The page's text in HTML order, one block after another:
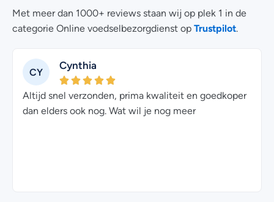
Met meer dan 1000+ reviews staan wij op plek 1 in de
categorie Online voedselbezorgdienst op Trustpilot
CY
Cynthia
Altijd snel verzonden, prima kwaliteit en goedkoper
dan elders ook nog. Wat wil je nog meer